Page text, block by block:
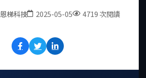
恩梯科技 2025-05-05
4719 次閱讀